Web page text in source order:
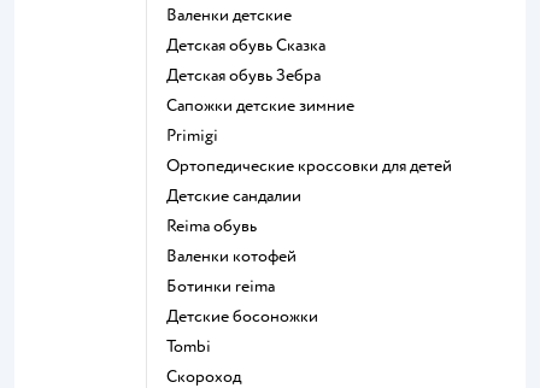
Валенки детские
Детская обувь Сказка
Детская обувь Зебра
Сапожки детские зимние
Primigi
Ортопедические кроссовки для детей
Детские сандалии
Reima обувь
Валенки котофей
Ботинки reima
Детские босоножки
Tombi
Скороход